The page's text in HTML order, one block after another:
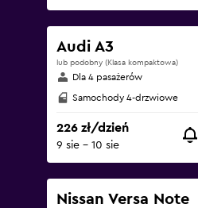
Audi A3
lub podobny (Klasa kompaktowa)
Dla 4 pasażerów
Samochody 4-drzwiowe
226 zł/dzień
9 sie - 10 sie
Nissan Versa Note